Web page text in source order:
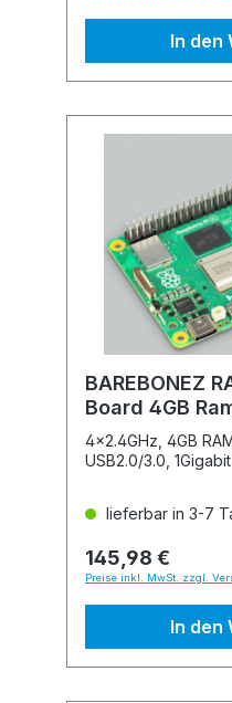
In den
BAREBONEZ
Board 4GB
4x2.4GHz, 4GB
USB2.0/3.0,
lieferbar in 3-7
145,98 €
Preise inkl. MwSt. zzgl.
In den